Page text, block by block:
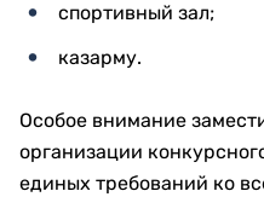
спортивный зал;
казарму.
Особое внимание
организации
единых требований ко